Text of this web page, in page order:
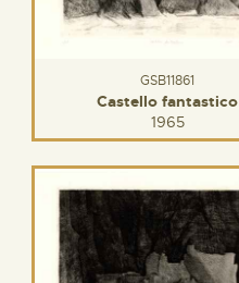
GSB11861
Castello fantastico
1965